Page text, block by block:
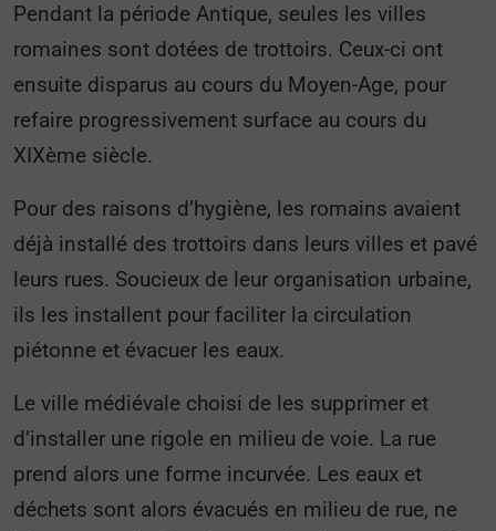
Pendant la période Antique, seules les villes
romaines sont dotées de trottoirs. Ceux-ci ont
ensuite disparus au cours du Moyen-Age, pour
refaire progressivement surface au cours du
XIXème siècle.
Pour des raisons d’hygiène, les romains avaient
déjà installé des trottoirs dans leurs villes et pavé
leurs rues. Soucieux de leur organisation urbaine,
ils les installent pour faciliter la circulation
piétonne et évacuer les eaux.
Le ville médiévale choisi de les supprimer et
d’installer une rigole en milieu de voie. La rue
prend alors une forme incurvée. Les eaux et
déchets sont alors évacués en milieu de rue, ne